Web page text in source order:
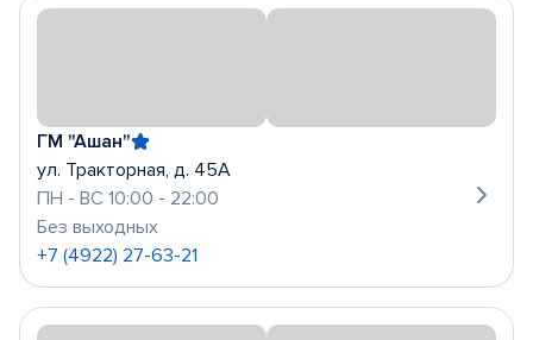
ГМ "Ашан"
ул. Тракторная, д. 45А
ПН - ВС 10:00 - 22:00
Без выходных
+7 (4922) 27-63-21